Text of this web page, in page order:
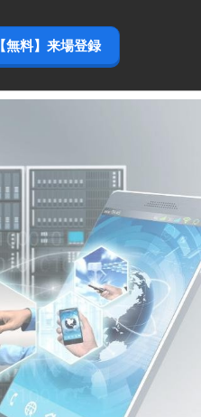
【無料】来場登録